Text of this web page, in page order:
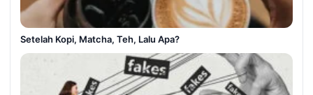
Setelah Kopi, Matcha, Teh, Lalu Apa?